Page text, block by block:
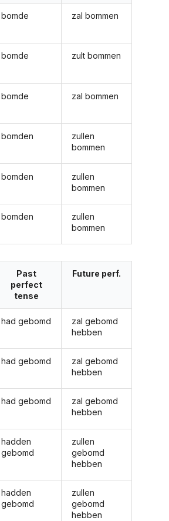
bomde
bomde
bomde
bomden
bomden
bomden
zal bommen
zult bommen
zal bommen
zullen
bommen
zullen
bommen
zullen
bommen
Past
perfect
tense
had gebomd
had gebomd
had gebomd
hadden
gebomd
hadden
gebomd
Future perf.
zal gebomd
hebben
zal gebomd
hebben
zal gebomd
hebben
zullen
gebomd
hebben
zullen
gebomd
hebben